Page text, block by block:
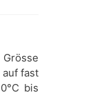
fast
bis